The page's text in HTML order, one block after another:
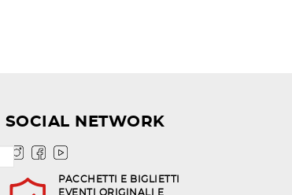
SOCIAL NETWORK
PACCHETTI E BIGLIETTI
EVENTI ORIGINALI E